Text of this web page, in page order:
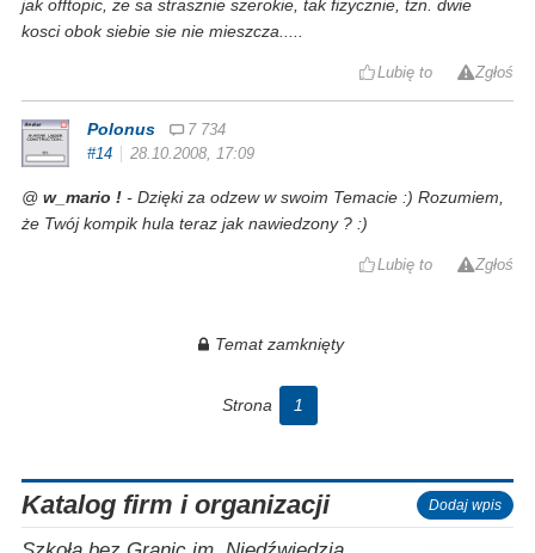
jak offtopic, ze sa strasznie szerokie, tak fizycznie, tzn. dwie
kosci obok siebie sie nie mieszcza.....
Lubię to Zgłoś
Polonus
7 734
#14
28.10.2008, 17:09
@ w_mario ! - Dzięki za odzew w swoim Temacie :) Rozumiem,
że Twój kompik hula teraz jak nawiedzony ? :)
Lubię to Zgłoś
Temat zamknięty
Strona 1
Katalog firm i organizacji Dodaj wpis